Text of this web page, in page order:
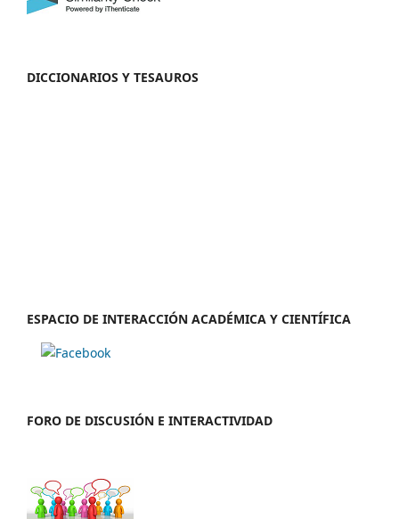
DICCIONARIOS Y TESAUROS
ESPACIO DE INTERACCIÓN ACADÉMICA Y CIENTÍFICA
FORO DE DISCUSIÓN E INTERACTIVIDAD